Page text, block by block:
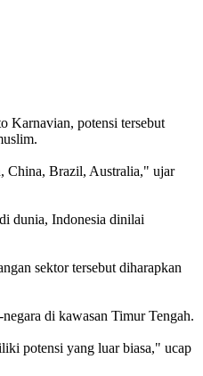
Karnavian, potensi tersebut
China, Brazil, Australia," ujar
dunia, Indonesia dinilai
sektor tersebut diharapkan
di kawasan Timur Tengah.
potensi yang luar biasa," ucap